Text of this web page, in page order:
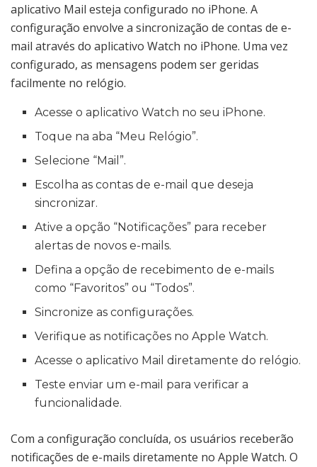
aplicativo Mail esteja configurado no iPhone. A
configuração envolve a sincronização de contas de e-
mail através do aplicativo Watch no iPhone. Uma vez
configurado, as mensagens podem ser geridas
facilmente no relógio.
Acesse o aplicativo Watch no seu iPhone.
Toque na aba “Meu Relógio”.
Selecione “Mail”.
Escolha as contas de e-mail que deseja
sincronizar.
Ative a opção “Notificações” para receber
alertas de novos e-mails.
Defina a opção de recebimento de e-mails
como “Favoritos” ou “Todos”.
Sincronize as configurações.
Verifique as notificações no Apple Watch.
Acesse o aplicativo Mail diretamente do relógio.
Teste enviar um e-mail para verificar a
funcionalidade.
Com a configuração concluída, os usuários receberão
notificações de e-mails diretamente no Apple Watch. O